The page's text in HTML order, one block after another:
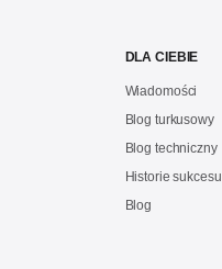
DLA CIEBIE
Wiadomości
Blog turkusowy
Blog techniczny
Historie sukcesu
Blog